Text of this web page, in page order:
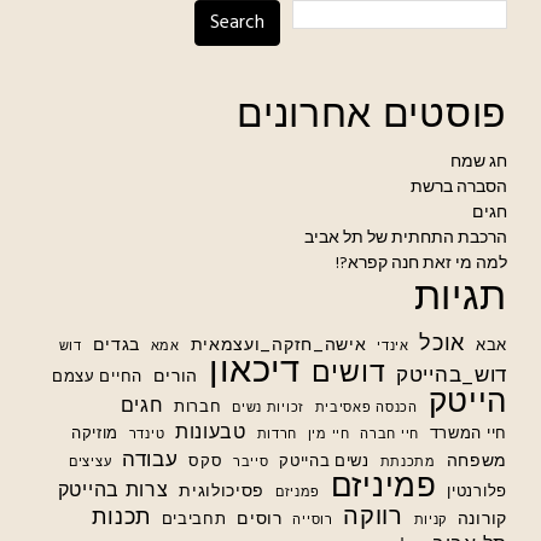
Search
פוסטים אחרונים
חג שמח
הסברה ברשת
חגים
הרכבת התחתית של תל אביב
למה מי זאת חנה קפרא?!
תגיות
אבא אוכל אינדי אישה_חזקה_ועצמאית אמא בגדים דוש
דוש_בהייטק דושים דיכאון הורים החיים עצמם הייטק הכנסה פאסיבית זכויות נשים חברות חגים
חיי המשרד חיי חברה חיי מין חרדות טבעונות טינדר מוזיקה
משפחה מתכנתת נשים בהייטק סייבר סקס עבודה עציצים
פלורנטין פמיניזם פמניזם פסיכולוגית צרות בהייטק
קורונה קניות רווקה רוסייה רוסים תחביבים תכנות